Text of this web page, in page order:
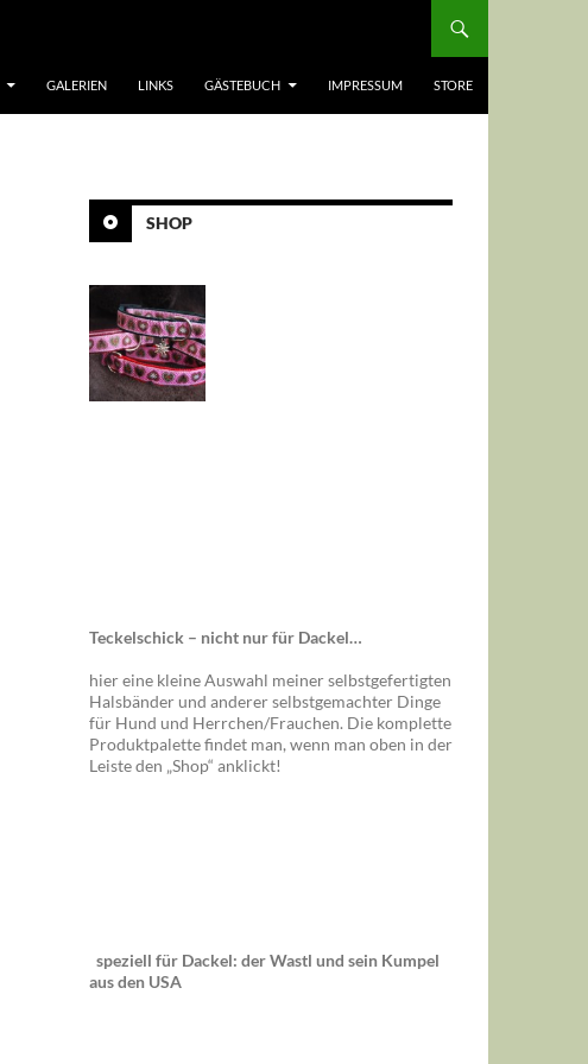
GALERIEN LINKS GÄSTEBUCH IMPRESSUM STORE
SHOP
Teckelschick – nicht nur für Dackel…
hier eine kleine Auswahl meiner selbstgefertigten
Halsbänder und anderer selbstgemachter Dinge
für Hund und Herrchen/Frauchen. Die komplette
Produktpalette findet man, wenn man oben in der
Leiste den „Shop“ anklickt!
speziell für Dackel: der Wastl und sein Kumpel
aus den USA